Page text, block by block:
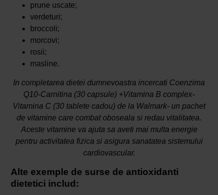
prune uscate;
verdeturi;
broccoli;
morcovi;
rosii;
masline.
In completarea dietei dumnevoastra incercati Coenzima
Q10-Carnitina (30 capsule) +Vitamina B complex-
Vitamina C (30 tablete cadou) de la Walmark- un pachet
de vitamine care combat oboseala si redau vitalitatea.
Aceste vitamine va ajuta sa aveti mai multa energie
pentru activitatea fizica si asigura sanatatea sistemului
cardiovascular.
Alte exemple de surse de antioxidanti
dietetici includ: